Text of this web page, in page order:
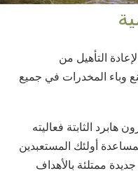
التأهيل من
وباء المخدرات في جميع
هابرد الثابتة فعاليته
أولئك المستعبدين
ممتلئة بالأهداف